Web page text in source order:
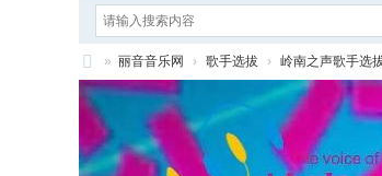
相册 分享
» 丽音音乐网 › 歌手选拔 › 岭南之声歌手选